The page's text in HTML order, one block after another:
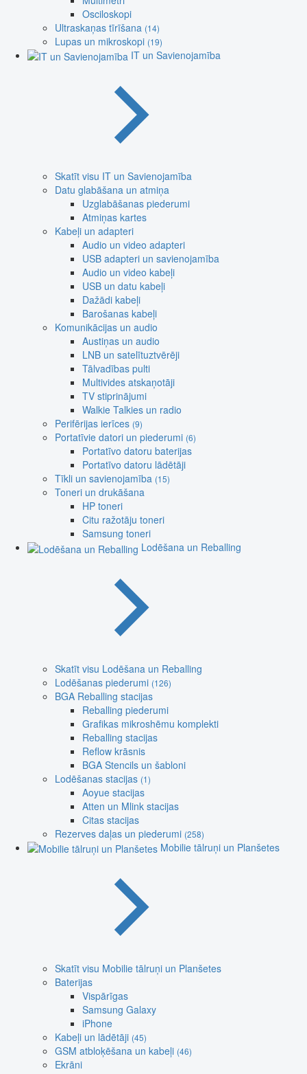
Osciloskopi
Ultraskaņas tīrīšana (14)
Lupas un mikroskopi (19)
IT un Savienojamība
Skatīt visu IT un Savienojamība
Datu glabāšana un atmiņa
Uzglabāšanas piederumi
Atmiņas kartes
Kabeļi un adapteri
Audio un video adapteri
USB adapteri un savienojamība
Audio un video kabeļi
USB un datu kabeļi
Dažādi kabeļi
Barošanas kabeļi
Komunikācijas un audio
Austiņas un audio
LNB un satelītuztvērēji
Tālvadības pulti
Multivides atskaņotāji
TV stiprinājumi
Walkie Talkies un radio
Perifērijas ierīces (9)
Portatīvie datori un piederumi (6)
Portatīvo datoru baterijas
Portatīvo datoru lādētāji
Tīkli un savienojamība (15)
Toneri un drukāšana
HP toneri
Citu ražotāju toneri
Samsung toneri
Lodēšana un Reballing
Skatīt visu Lodēšana un Reballing
Lodēšanas piederumi (126)
BGA Reballing stacijas
Reballing piederumi
Grafikas mikroshēmu komplekti
Reballing stacijas
Reflow krāsnis
BGA Stencils un šabloni
Lodēšanas stacijas (1)
Aoyue stacijas
Atten un Mlink stacijas
Citas stacijas
Rezerves daļas un piederumi (258)
Mobilie tālruņi un Planšetes
Skatīt visu Mobilie tālruņi un Planšetes
Baterijas
Vispārīgas
Samsung Galaxy
iPhone
Kabeļi un lādētāji (45)
GSM atbloķēšana un kabeļi (46)
Ekrāni